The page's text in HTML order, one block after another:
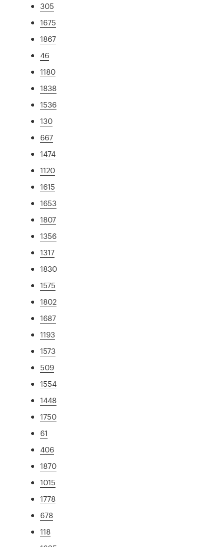
305
1675
1867
46
1180
1838
1536
130
667
1474
1120
1615
1653
1807
1356
1317
1830
1575
1802
1687
1193
1573
509
1554
1448
1750
61
406
1870
1015
1778
678
118